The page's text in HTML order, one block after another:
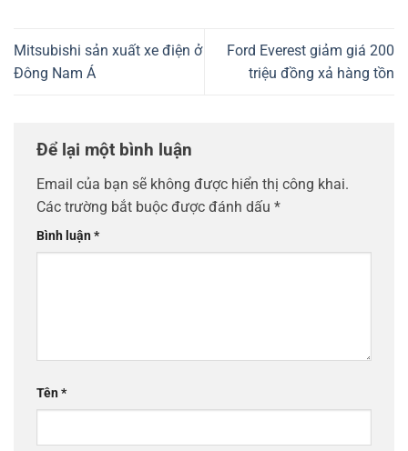
Mitsubishi sản xuất xe điện ở
Đông Nam Á
Ford Everest giảm giá 200
triệu đồng xả hàng tồn
Để lại một bình luận
Email của bạn sẽ không được hiển thị công khai.
Các trường bắt buộc được đánh dấu *
Bình luận*
Tên*